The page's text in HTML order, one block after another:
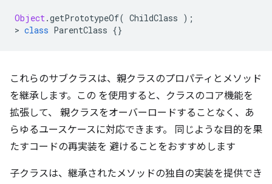
Object.getPrototypeOf( ChildClass );
> class ParentClass {}
これらのサブクラスは、親クラスのプロパティとメソッド
を継承します。この を使用すると、クラスのコア機能を
拡張して、 親クラスをオーバーロードすることなく、あ
らゆるユースケースに対応できます。 同じような目的を果
たすコードの再実装を 避けることをおすすめします
子クラスは、継承されたメソッドの独自の実装を提供でき